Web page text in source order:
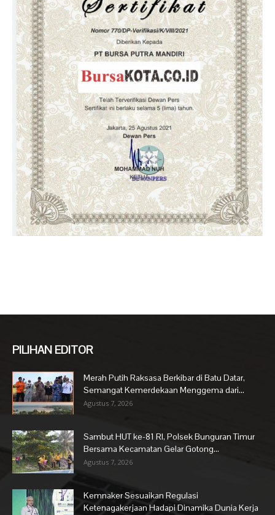
PILIHAN EDITOR
Merah Putih Raksasa Berkibar di Batu Datar,
Semangat Kemerdekaan Menggema dari...
Agustus 7, 2026
Sambut HUT ke-81 RI, Polsek Bunguran Timur
Bersama Kecamatan Gelar Gotong...
Agustus 7, 2026
Kemnaker Sesuaikan Regulasi
Ketenagakerjaan Hadapi Dinamika Dunia Kerja